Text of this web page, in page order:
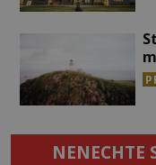
NENECHTE